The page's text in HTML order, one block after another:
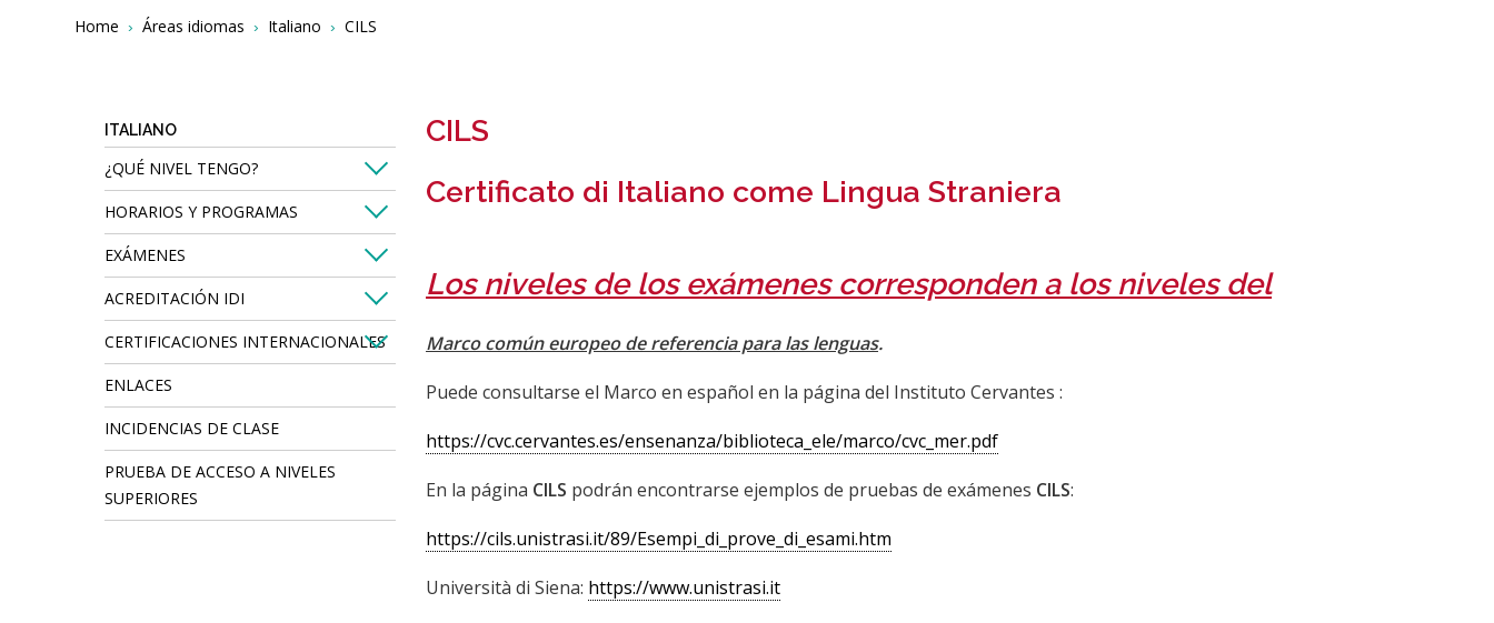
Breadcrumbs
You
Home Áreas idiomas Italiano CILS
CILS
Certificato di Italiano come Lingua Straniera
Los niveles de los exámenes corresponden a los niveles del
Marco común europeo de referencia para las lenguas.
Puede consultarse el Marco en español en la página del Instituto Cervantes :
https://cvc.cervantes.es/ensenanza/biblioteca_ele/marco/cvc_mer.pdf
En la página CILS podrán encontrarse ejemplos de pruebas de exámenes CILS:
https://cils.unistrasi.it/89/Esempi_di_prove_di_esami.htm
Università di Siena: https://www.unistrasi.it
ITALIANO
¿QUÉ NIVEL TENGO?
HORARIOS Y PROGRAMAS
EXÁMENES
ACREDITACIÓN IDI
CERTIFICACIONES INTERNACIONALES
ENLACES
INCIDENCIAS DE CLASE
PRUEBA DE ACCESO A NIVELES
SUPERIORES